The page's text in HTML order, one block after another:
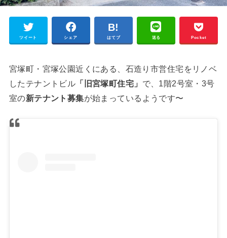
ツイート シェア はてブ 送る Pocket
宮塚町・宮塚公園近くにある、石造り市営住宅をリノベ
したテナントビル 「旧宮塚町住宅」 で、1階2号室・3号
室の新テナント募集が始まっているようです〜